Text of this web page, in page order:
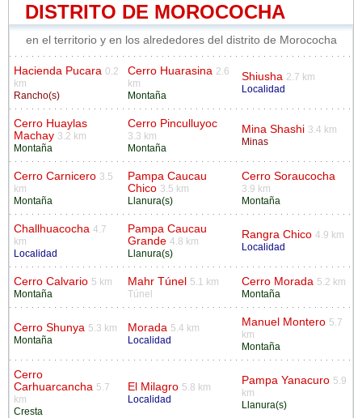
DISTRITO DE MOROCOCHA
en el territorio y en los alrededores del distrito de Morococha
Hacienda Pucara 0.2
km
Rancho(s)
Cerro Huarasina 2.6
km
Montaña
Shiusha 2.7 km
Localidad
Cerro Huaylas
Machay 3.2 km
Montaña
Cerro Pinculluyoc
3.3 km
Montaña
Mina Shashi 3.4 km
Minas
Cerro Carnicero 3.5
km
Montaña
Pampa Caucau
Chico 3.5 km
Llanura(s)
Cerro Soraucocha
3.9 km
Montaña
Challhuacocha 4.7
km
Localidad
Pampa Caucau
Grande 4.8 km
Llanura(s)
Rangra Chico 4.9 km
Localidad
Cerro Calvario 5 km
Montaña
Mahr Túnel
5.1 km
Túnel
Cerro Morada 5.2 km
Montaña
Cerro Shunya 5.3 km
Montaña
Morada 5.4 km
Localidad
Manuel Montero 5.7
km
Montaña
Cerro
Carhuarcancha 5.7
km
Cresta
El Milagro 5.8 km
Localidad
Pampa Yanacuro 5.9
km
Llanura(s)